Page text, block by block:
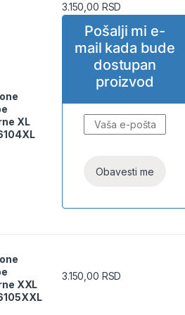
XL
3.150,00 RSD
Pošalji mi e-
mail kada bude
dostupan
proizvod
maskirne XXL OD866105XXL
XXL
3.150,00 RSD